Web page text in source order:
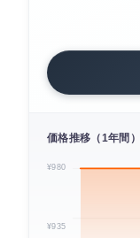
価格推移（1年間）
¥980
¥935